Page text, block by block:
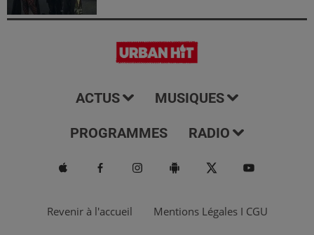
ACTUS MUSIQUES
PROGRAMMES RADIO
Revenir à l'accueil Mentions Légales I CGU